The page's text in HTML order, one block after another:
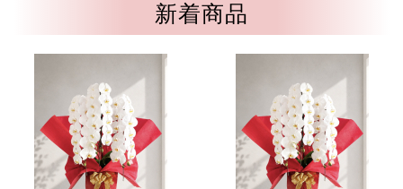
新着商品